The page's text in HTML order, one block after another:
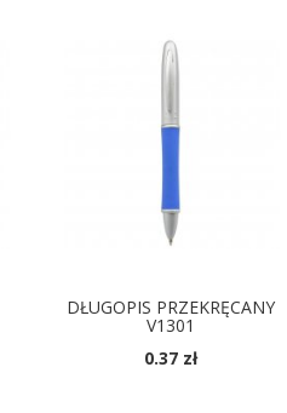
DŁUGOPIS PRZEKRĘCANY
V1301
0.37 zł